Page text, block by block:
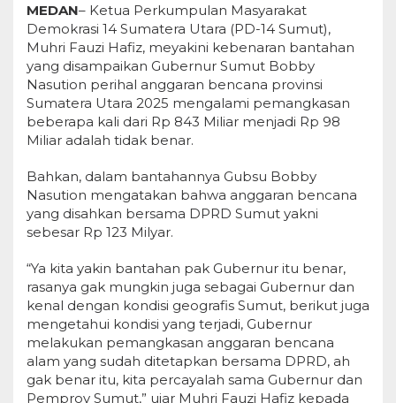
MEDAN– Ketua Perkumpulan Masyarakat
Demokrasi 14 Sumatera Utara (PD-14 Sumut),
Muhri Fauzi Hafiz, meyakini kebenaran bantahan
yang disampaikan Gubernur Sumut Bobby
Nasution perihal anggaran bencana provinsi
Sumatera Utara 2025 mengalami pemangkasan
beberapa kali dari Rp 843 Miliar menjadi Rp 98
Miliar adalah tidak benar.
Bahkan, dalam bantahannya Gubsu Bobby
Nasution mengatakan bahwa anggaran bencana
yang disahkan bersama DPRD Sumut yakni
sebesar Rp 123 Milyar.
“Ya kita yakin bantahan pak Gubernur itu benar,
rasanya gak mungkin juga sebagai Gubernur dan
kenal dengan kondisi geografis Sumut, berikut juga
mengetahui kondisi yang terjadi, Gubernur
melakukan pemangkasan anggaran bencana
alam yang sudah ditetapkan bersama DPRD, ah
gak benar itu, kita percayalah sama Gubernur dan
Pemprov Sumut,” ujar Muhri Fauzi Hafiz kepada